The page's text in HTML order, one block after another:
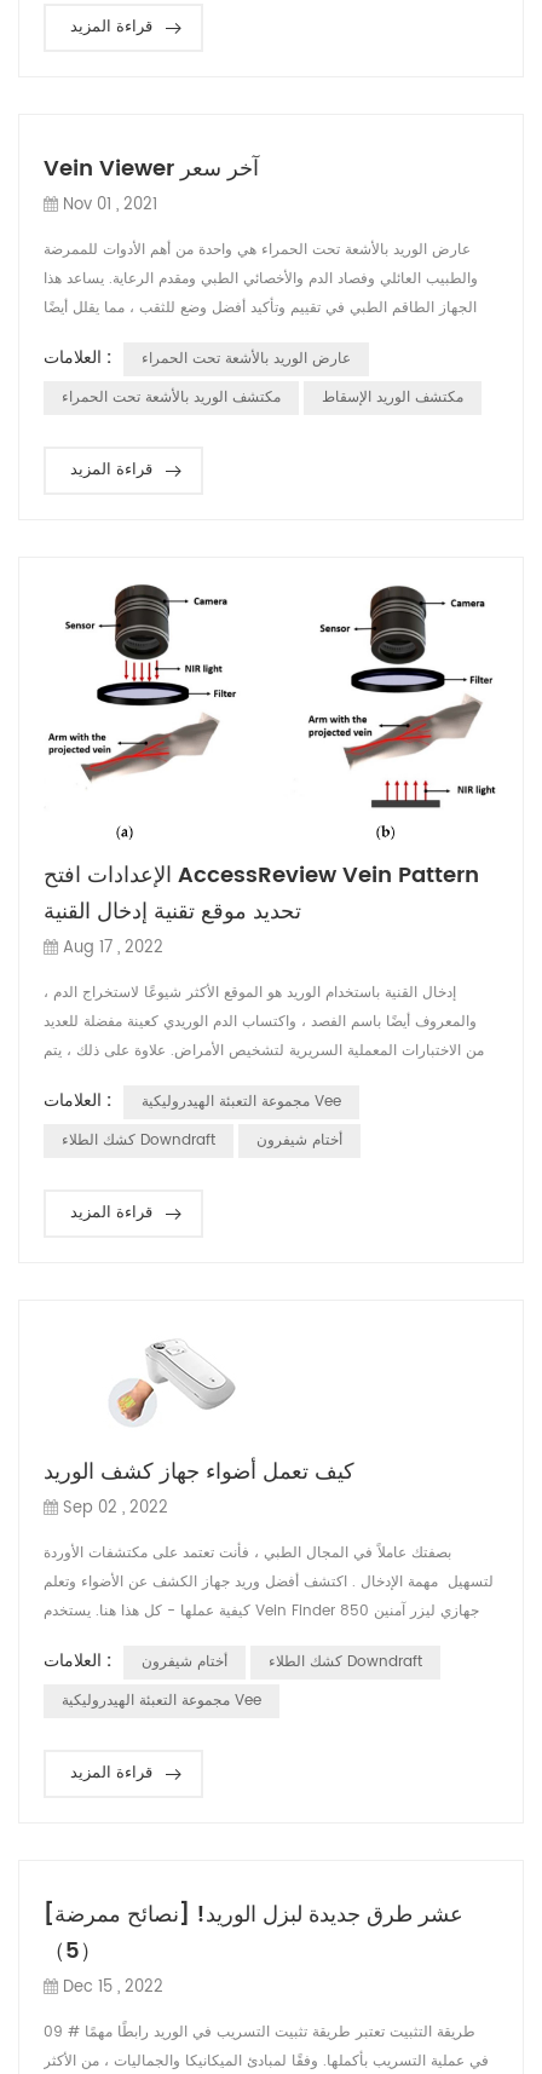
قراءة المزيد
Vein Viewer آخر سعر
Nov 01 , 2021
عارض الوريد بالأشعة تحت الحمراء هي واحدة من أهم الأدوات للممرضة
والطبيب العائلي وفصاد الدم والأخصائي الطبي ومقدم الرعاية. يساعد هذا
الجهاز الطاقم الطبي في تقييم وتأكيد أفضل وضع للثقب ، مما يقلل أيضًا
من البلدان في تضمين كاشف الوريد في الكتب المدرسية ، واعتبرته أداة
مساعدة للتسريب في الوريد. في 2021-05-08 ، نشرت دار النشر الطبية
العلامات :
عارض الوريد بالأشعة تحت الحمراء
مكتشف الوريد بالأشعة تحت الحمراء
مكتشف الوريد الإسقاط
قراءة المزيد
الإعدادات افتح AccessReview Vein Pattern
تحديد موقع تقنية إدخال القنية
Aug 17 , 2022
إدخال القنية باستخدام الوريد هو الموقع الأكثر شيوعًا لاستخراج الدم ،
والمعروف أيضًا باسم الفصد ، واكتساب الدم الوريدي كعينة مفضلة للعديد
من الاختبارات المعملية السريرية لتشخيص الأمراض. علاوة على ذلك ، يتم
تشمل عملية التثبيط الوريدي المحيطي (PIVC) التي لا تزال تمثل تحديًا
العلامات :
مجموعة التعبئة الهيدروليكية Vee
كشك الطلاء Downdraft
أختام شيفرون
قراءة المزيد
كيف تعمل أضواء جهاز كشف الوريد
Sep 02 , 2022
بصفتك عاملاً في المجال الطبي ، فأنت تعتمد على مكتشفات الأوردة
لتسهيل مهمة الإدخال . اكتشف أفضل وريد جهاز الكشف عن الأضواء وتعلم
كيفية عملها - كل هذا هنا. يستخدم Vein Finder جهازي ليزر آمنين 850
جنبًا إلى جنب لتوفير صورة في الوقت الفعلي للأوعية الدموية تحت الجلد
العلامات : أختام شيفرون
كشك الطلاء Downdraft
مجموعة التعبئة الهيدروليكية Vee
قراءة المزيد
[نصائح ممرضة] عشر طرق جديدة لبزل الوريد!
（5）
Dec 15 , 2022
09 # طريقة التثبيت تعتبر طريقة تثبيت التسريب في الوريد رابطًا مهمًا
في عملية التسريب بأكملها. وفقًا لمبادئ الميكانيكا والجماليات ، من الأكثر